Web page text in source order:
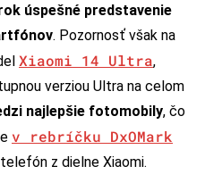
úspešné predstavenie
. Pozornosť však na
Xiaomi 14 Ultra,
verziou Ultra na celom
najlepšie fotomobily, čo
v rebríčku DxOMark
z dielne Xiaomi.